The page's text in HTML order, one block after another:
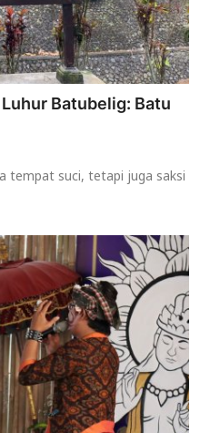
Batubelig: Batu
tempat suci, tetapi juga saksi